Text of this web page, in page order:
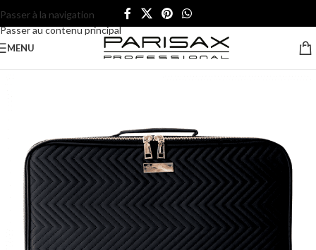
Passer à la navigation
Passer au contenu principal
MENU